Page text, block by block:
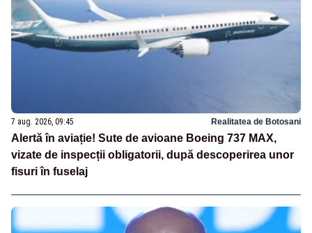
7 aug. 2026, 09:45 Realitatea de Botosani
Alertă în aviație! Sute de avioane Boeing 737 MAX,
vizate de inspecții obligatorii, după descoperirea unor
fisuri în fuselaj